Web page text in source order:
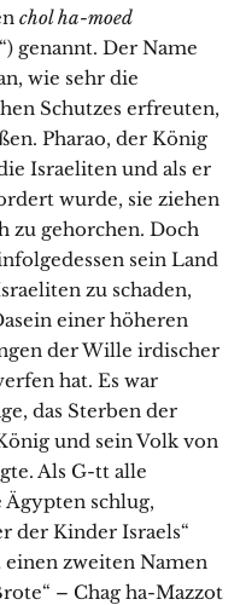
chol ha-moed
genannt. Der Name
wie sehr die
Schutzes erfreuten,
Pharao, der König
Israeliten und als er
wurde, sie ziehen
zu gehorchen. Doch
sein Land
zu schaden,
einer höheren
der Wille irdischer
hat. Es war
das Sterben der
und sein Volk von
Als G-tt alle
schlug,
der Kinder Israels“
einen zweiten Namen
– Chag ha-Mazzot